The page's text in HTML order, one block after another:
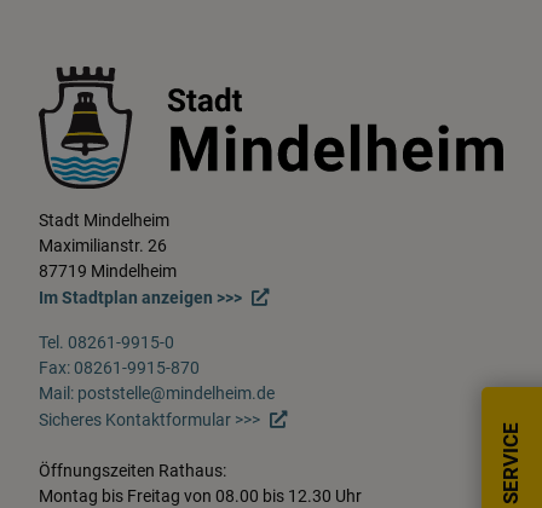
SERVICE
Stadt Mindelheim
Maximilianstr. 26
87719 Mindelheim
Im Stadtplan anzeigen >>>
Tel. 08261-9915-0
Fax: 08261-9915-870
Mail: poststelle@mindelheim.de
Sicheres Kontaktformular >>>
Öffnungszeiten Rathaus:
Montag bis Freitag von 08.00 bis 12.30 Uhr